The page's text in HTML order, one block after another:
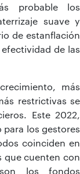
probable los
suave y
de estanflación
de las
más
restrictivas se
Este 2022,
los gestores
coinciden en
que cuenten con
los fondos